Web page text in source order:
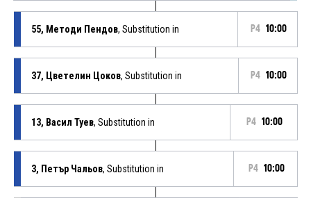
55, Методи Пендов, Substitution in P4 10:00
37, Цветелин Цоков, Substitution in P4 10:00
13, Васил Туев, Substitution in P4 10:00
3, Петър Чальов, Substitution in P4 10:00